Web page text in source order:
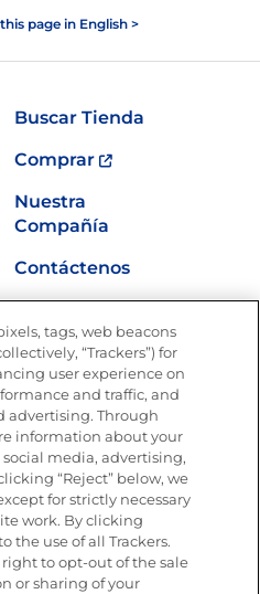
page in English >
Buscar Tienda
Comprar
Nuestra
Compañía
Contáctenos
Goya®
Ofertas Especiales y
tags, web beacons
“Trackers”) for
user experience on
and traffic, and
advertising. Through
information about your
media, advertising,
“Reject” below, we
for strictly necessary
work. By clicking
the use of all Trackers.
right to opt-out of the sale
or sharing of your